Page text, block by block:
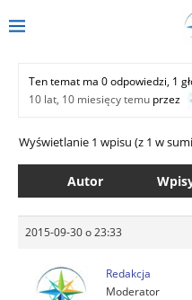
Ten temat ma 0 odpowiedzi, 1
10 lat, 10 miesięcy temu przez
Wyświetlanie 1 wpisu (z 1 w
Autor
2015-09-30 o 23:33
Redakcja
Moderator